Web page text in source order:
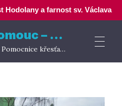
Hodolany a farnost sv. Václava
ŘK farnost Olomouc – Hodolany
Farní kostel Panny Marie Pomocnice křesťanů